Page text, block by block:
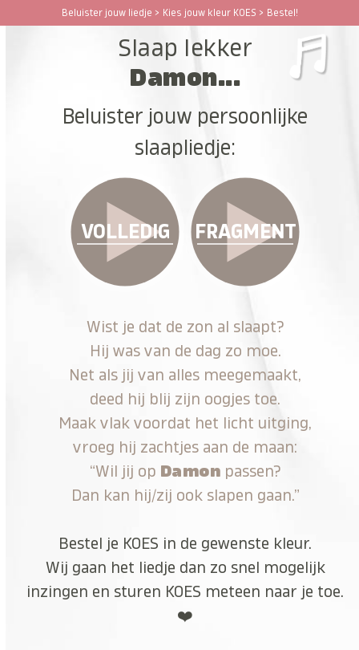
Beluister jouw liedje > Kies jouw kleur KOES > Bestel!
Open
Close
Slaap lekker
Damon...
Beluister jouw persoonlijke
slaapliedje:
VOLLEDIG FRAGMENT
Wist je dat de zon al slaapt?
Hij was van de dag zo moe.
Net als jij van alles meegemaakt,
deed hij blij zijn oogjes toe.
Maak vlak voordat het licht uitging,
vroeg hij zachtjes aan de maan:
“Wil jij op Damon passen?
Dan kan hij/zij ook slapen gaan.”
Bestel je KOES in de gewenste kleur.
Wij gaan het liedje dan zo snel mogelijk
inzingen en sturen KOES meteen naar je toe.
❤️